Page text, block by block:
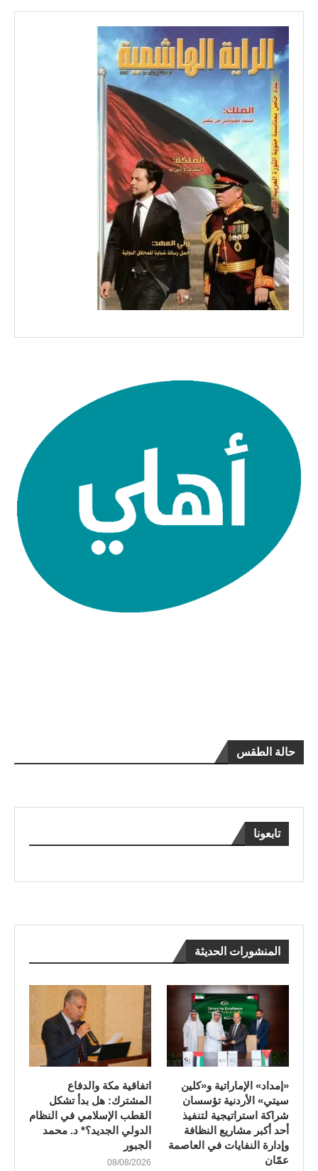
حالة الطقس
تابعونا
المنشورات الحديثة
«إمداد» الإماراتية و«كلين
سيتي» الأردنية تؤسسان
شراكة استراتيجية لتنفيذ
أحد أكبر مشاريع النظافة
وإدارة النفايات في العاصمة
عمّان
اتفاقية مكة والدفاع
المشترك: هل بدأ تشكل
القطب الإسلامي في النظام
الدولي الجديد؟* د. محمد
الجبور
08/08/2026